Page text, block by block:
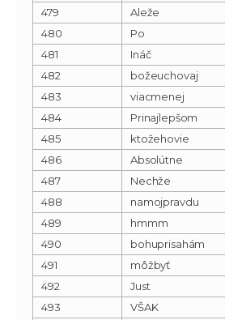
479
Aleže
480
Po
481
Ináč
482
božeuchovaj
483
viacmenej
484
Prinajlepšom
485
ktožehovie
486
Absolútne
487
Nechže
488
namojpravdu
489
hmmm
490
bohuprisahám
491
môžbyť
492
Just
493
VŠAK